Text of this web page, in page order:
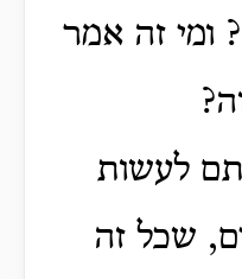
ומי זה אמר
לעשות
שכל זה